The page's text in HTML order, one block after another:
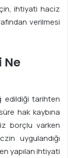
ihtiyati haciz
verilmesi
Ne
edildiği tarihten
hak kaybına
borçlu varken
uygulandığı
yapılan ihtiyati